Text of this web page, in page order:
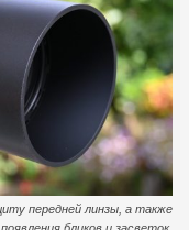
передней линзы, а также